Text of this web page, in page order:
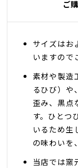
ご
サイズはお
いますので
素材や製造
るひび）や
歪み、黒点
す。ひとつ
いるため生
の味わいを
当店では窯